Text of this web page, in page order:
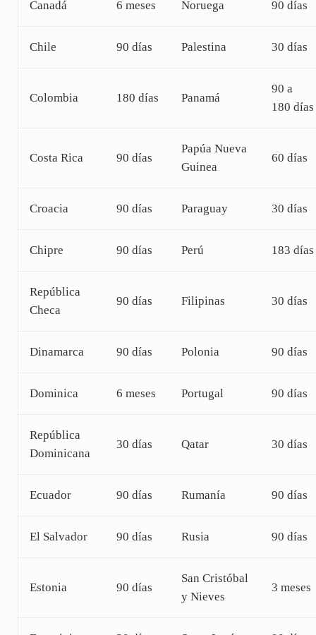
Canadá 6 meses Noruega 90 días
Chile 90 días Palestina 30 días
Colombia 180 días Panamá
90 a
180 días
Costa Rica 90 días
Papúa Nueva
Guinea
60 días
Croacia 90 días Paraguay 30 días
Chipre 90 días Perú 183 días
República
Checa
90 días Filipinas 30 días
Dinamarca 90 días Polonia 90 días
Dominica 6 meses Portugal 90 días
República
Dominicana
30 días Qatar 30 días
Ecuador 90 días Rumanía 90 días
El Salvador 90 días Rusia 90 días
Estonia 90 días
San Cristóbal
y Nieves
3 meses